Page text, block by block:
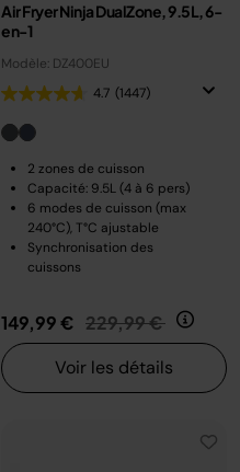
Air Fryer Ninja DualZone, 9.5L, 6-
en-1
Modèle: DZ400EU
4.7 (1447)
2 zones de cuisson
Capacité: 9.5L (4 à 6 pers)
6 modes de cuisson (max
240°C), T°C ajustable
Synchronisation des
cuissons
149,99 € Prix réduit de
229,99 € au
Voir les détails